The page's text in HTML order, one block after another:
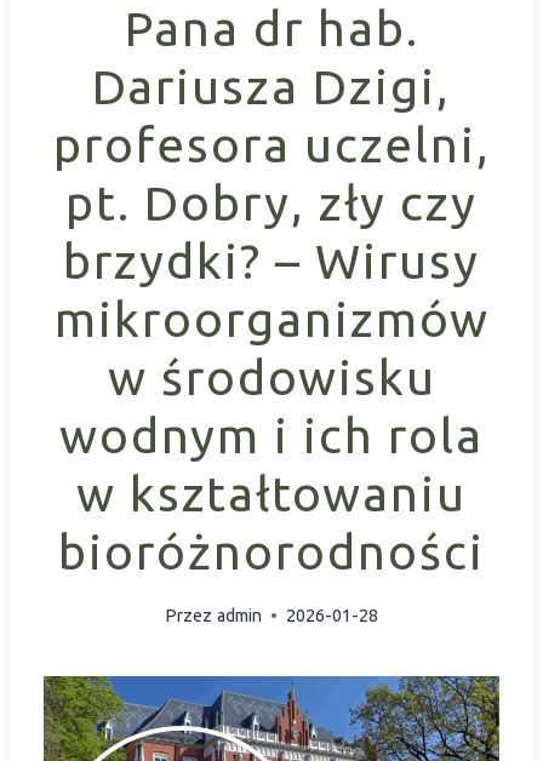
Pana dr hab.
Dariusza Dzigi,
profesora uczelni,
pt. Dobry, zły czy
brzydki? – Wirusy
mikroorganizmów
w środowisku
wodnym i ich rola
w kształtowaniu
bioróżnorodności
Przez admin 2026-01-28